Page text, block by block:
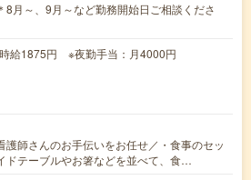
月～、9月～など勤務開始日ご相談くださ
給1875円 ※夜勤手当：月4000円
護師さんのお手伝いをお任せ／・食事のセッ
ドテーブルやお箸などを並べて、食…